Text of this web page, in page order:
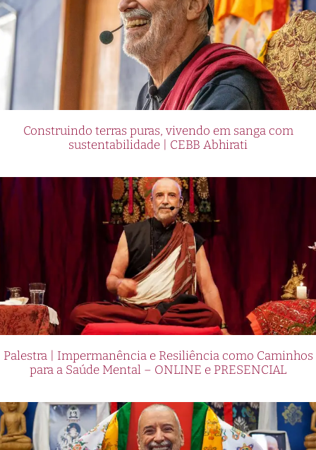
Construindo terras puras, vivendo em sanga com
sustentabilidade | CEBB Abhirati
Palestra | Impermanência e Resiliência como Caminhos
para a Saúde Mental – ONLINE e PRESENCIAL